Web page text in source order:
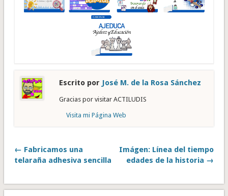
Escrito por José M. de la Rosa Sánchez
Gracias por visitar ACTILUDIS
Visita mi Página Web
← Fabricamos una
telaraña adhesiva sencilla
Imágen: Línea del tiempo
edades de la historia →